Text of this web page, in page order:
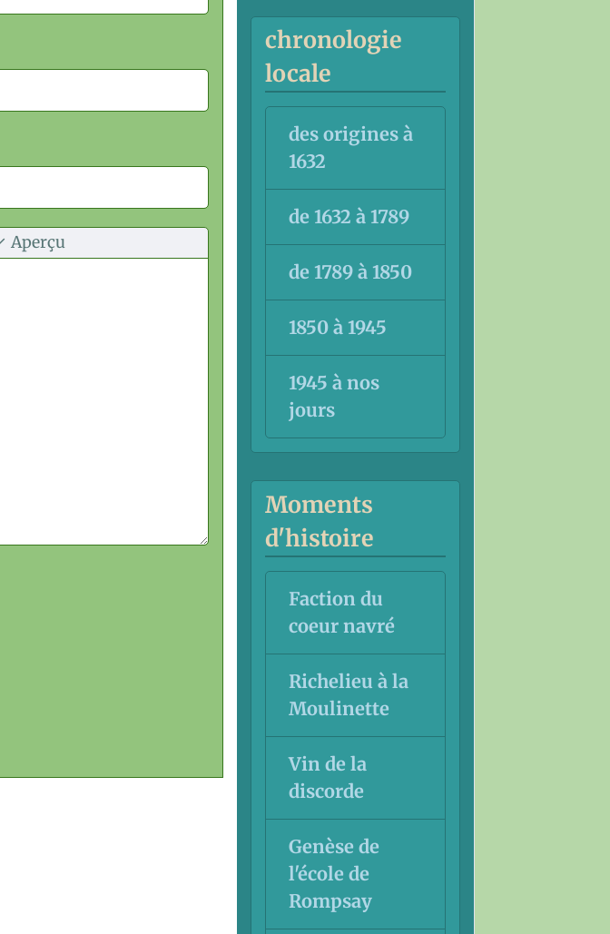
Aperçu
chronologie
locale
des origines à
1632
de 1632 à 1789
de 1789 à 1850
1850 à 1945
1945 à nos
jours
Moments
d'histoire
Faction du
coeur navré
Richelieu à la
Moulinette
Vin de la
discorde
Genèse de
l'école de
Rompsay